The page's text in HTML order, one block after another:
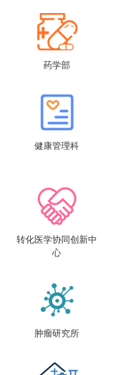
药学部
健康管理科
转化医学协同创新中
心
肿瘤研究所